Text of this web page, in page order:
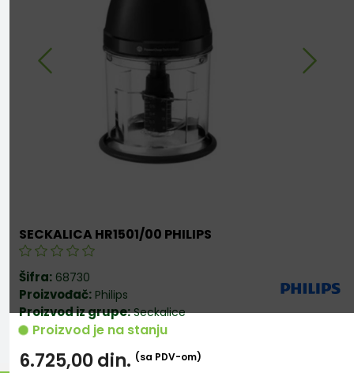
SECKALICA HR1501/00 PHILIPS
Šifra: 68730
Proizvođač: Philips
Proizvod iz grupe:Seckalice
Proizvod je na stanju
6.725,00din. (sa PDV-om)